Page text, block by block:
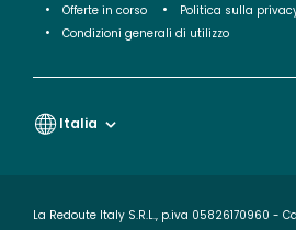
Offerte in corso
Politica sulla
Condizioni generali di utilizzo
Italia
La Redoute Italy S.R.L., p.iva 05826170960 -